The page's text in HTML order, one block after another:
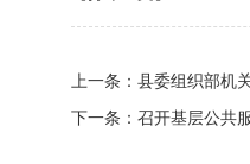
上一条： 县委组织部机
下一条： 召开基层公共